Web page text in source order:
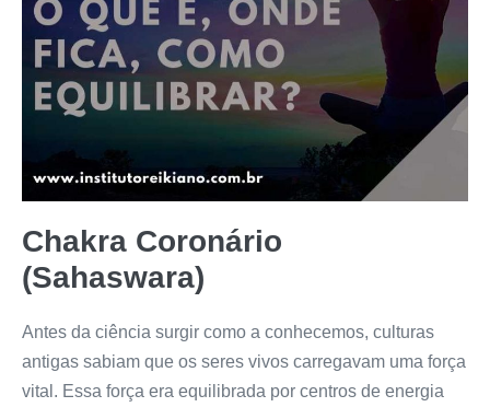
Chakra Coronário
(Sahaswara)
Antes da ciência surgir como a conhecemos, culturas
antigas sabiam que os seres vivos carregavam uma força
vital. Essa força era equilibrada por centros de energia